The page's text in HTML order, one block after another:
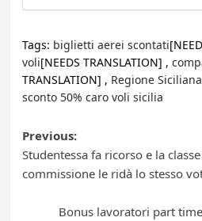
Tags: biglietti aerei scontati
voli[NEEDS TRANSLATION] ,
TRANSLATION] , Regione Siciliana
sconto 50% caro voli sicilia
Post
navigation
Previous:
Studentessa fa ricorso e la
commissione le ridà lo stesso
Bonus lavoratori part